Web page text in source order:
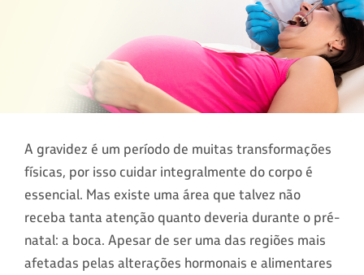
A gravidez é um período de muitas transformações
físicas, por isso cuidar integralmente do corpo é
essencial. Mas existe uma área que talvez não
receba tanta atenção quanto deveria durante o pré-
natal: a boca. Apesar de ser uma das regiões mais
afetadas pelas alterações hormonais e alimentares